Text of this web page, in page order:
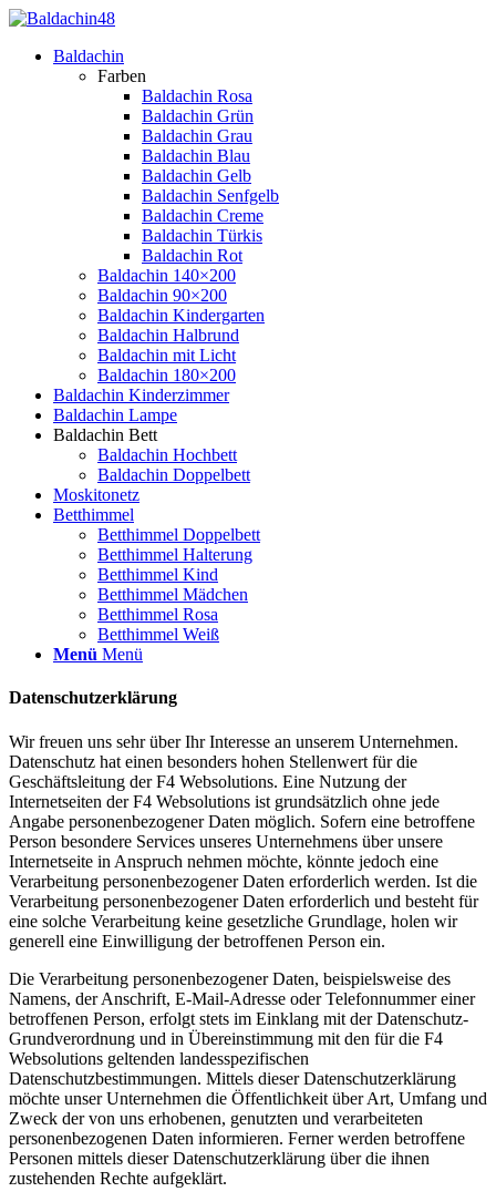
Baldachin
Farben
Baldachin Rosa
Baldachin Grün
Baldachin Grau
Baldachin Blau
Baldachin Gelb
Baldachin Senfgelb
Baldachin Creme
Baldachin Türkis
Baldachin Rot
Baldachin 140×200
Baldachin 90×200
Baldachin Kindergarten
Baldachin Halbrund
Baldachin mit Licht
Baldachin 180×200
Baldachin Kinderzimmer
Baldachin Lampe
Baldachin Bett
Baldachin Hochbett
Baldachin Doppelbett
Moskitonetz
Betthimmel
Betthimmel Doppelbett
Betthimmel Halterung
Betthimmel Kind
Betthimmel Mädchen
Betthimmel Rosa
Betthimmel Weiß
Menü Menü
Datenschutzerklärung
Wir freuen uns sehr über Ihr Interesse an unserem Unternehmen.
Datenschutz hat einen besonders hohen Stellenwert für die
Geschäftsleitung der F4 Websolutions. Eine Nutzung der
Internetseiten der F4 Websolutions ist grundsätzlich ohne jede
Angabe personenbezogener Daten möglich. Sofern eine betroffene
Person besondere Services unseres Unternehmens über unsere
Internetseite in Anspruch nehmen möchte, könnte jedoch eine
Verarbeitung personenbezogener Daten erforderlich werden. Ist die
Verarbeitung personenbezogener Daten erforderlich und besteht für
eine solche Verarbeitung keine gesetzliche Grundlage, holen wir
generell eine Einwilligung der betroffenen Person ein.
Die Verarbeitung personenbezogener Daten, beispielsweise des
Namens, der Anschrift, E-Mail-Adresse oder Telefonnummer einer
betroffenen Person, erfolgt stets im Einklang mit der Datenschutz-
Grundverordnung und in Übereinstimmung mit den für die F4
Websolutions geltenden landesspezifischen
Datenschutzbestimmungen. Mittels dieser Datenschutzerklärung
möchte unser Unternehmen die Öffentlichkeit über Art, Umfang und
Zweck der von uns erhobenen, genutzten und verarbeiteten
personenbezogenen Daten informieren. Ferner werden betroffene
Personen mittels dieser Datenschutzerklärung über die ihnen
zustehenden Rechte aufgeklärt.